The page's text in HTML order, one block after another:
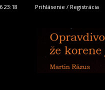
23:18 Prihlásenie / Registrácia